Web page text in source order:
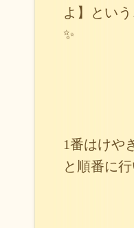
よ】とい
✨
1番はけや
と順番に